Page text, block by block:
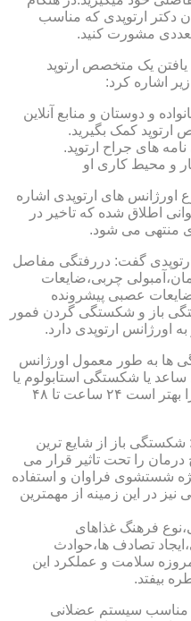
دکتر ارتوپدی که مناسب
مشورت کنید.
یافتن یک متخصص ارتوپد
اشاره کرد:
و دوستان و منابع آنلاین
ارتوپد کمک بگیرید.
های جراح ارتوپد.
و محیط کاری او
های ارتوپدی اشاره
اطلاق شده که تاخیر در
منتهی می شود.
گفت: دررفتگی مفاصل
چربی،ضایعات
عصبی پیشرونده
باز و شکستگی گردن فمور
اورژانس ارتوپدی دارد.
ها به طور معمول اورژانس
یا شکستگی استابولوم یا
شکستگی های بسته بازو و یا ساق را بهتر است ۲۴ ساعت تا ۴۸
باز از شایع ترین
درمان را تحت تاثیر قرار می
شستشوی فراوان و استفاده
در این زمینه از مهمترین
فرهنگ غذاهای
تصادف ها،حوادث
سلامت و عملکرد این
بیفتد.
مناسب سیستم عضلانی